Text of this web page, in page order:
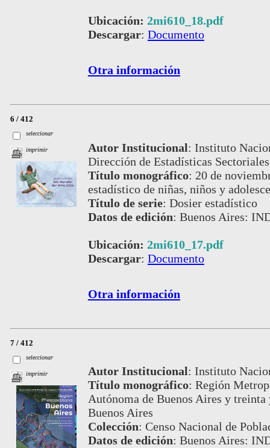
Ubicación: 2mi610_18.pdf
Descargar: Documento
Otra información
6 / 412
seleccionar
imprimir Autor Institucional: Instituto
Dirección de Estadísticas
Título monográfico: 20 de
estadístico de niñas, niños y
Título de serie: Dosier estadístico
Datos de edición: Buenos Aires:
Ubicación: 2mi610_17.pdf
Descargar: Documento
Otra información
7 / 412
seleccionar
imprimir Autor Institucional: Instituto
Título monográfico: Región
Autónoma de Buenos Aires y
Buenos Aires
Colección: Censo Nacional de
Datos de edición: Buenos Aires: